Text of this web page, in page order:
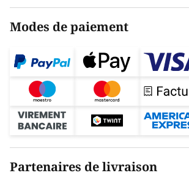
Modes de paiement
Partenaires de livraison